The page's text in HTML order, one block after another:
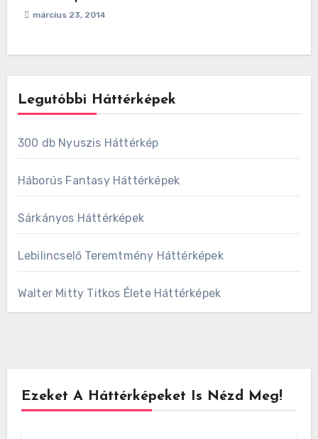
március 23, 2014
Legutóbbi Háttérképek
300 db Nyuszis Háttérkép
Háborús Fantasy Háttérképek
Sárkányos Háttérképek
Lebilincselő Teremtmény Háttérképek
Walter Mitty Titkos Élete Háttérképek
Ezeket A Háttérképeket Is Nézd Meg!